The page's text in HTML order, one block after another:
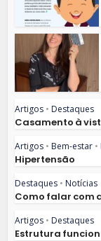
Artigos • Destaques
Casamento à
Artigos • Bem-estar •
Hipertensão
Destaques • Notícias
Como falar com
Artigos • Destaques
Estrutura